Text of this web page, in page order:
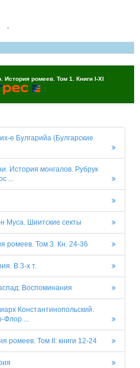
,
История ромеев. Том 1. Книги I-XI
е Булгарийа (Булгарские
История монгалов. Рубрук
...
Муса. Шиитские секты
ромеев. Том 3. Кн. 24-36
В 3-х т.
Воспоминания
Константинопольский.
Флор ...
ромеев. Том II: книги 12-24